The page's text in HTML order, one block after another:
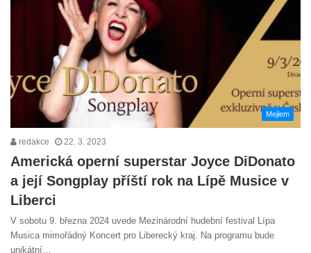
Mejlem
redakce 22. 3. 2023
Americká operní superstar Joyce DiDonato
a její Songplay příští rok na Lípě Musice v
Liberci
V sobotu 9. března 2024 uvede Mezinárodní hudební festival Lípa
Musica mimořádný Koncert pro Liberecký kraj. Na programu bude
unikátní…